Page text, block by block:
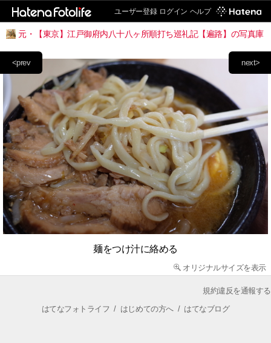
ユーザー登録 ログイン ヘルプ
元・【東京】江戸御府内八十八ヶ所順打ち巡礼記【遍路】の写真庫
next>
<prev
麺をつけ汁に絡める
オリジナルサイズを表示
規約違反を通報する
はてなフォトライフ / はじめての方へ/ はてなブログ